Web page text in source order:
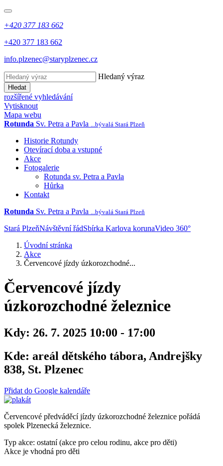
+420 377 183 662
+420 377 183 662
info.plzenec@staryplzenec.cz
Hledaný výraz
Hledat
rozšířené vyhledávání
Vytisknout
Mapa webu
Rotunda Sv. Petra a Pavla ...bývalá Stará Plzeň
Historie Rotundy
Otevírací doba a vstupné
Akce
Fotogalerie
Rotunda sv. Petra a Pavla
Hůrka
Kontakt
Rotunda Sv. Petra a Pavla ...bývalá Stará Plzeň
Stará PlzeňNávštěvní řádSbírka Karlova korunaVideo 360°
Úvodní stránka
Akce
Červencové jízdy úzkorozchodné...
Červencové jízdy
úzkorozchodné železnice
Kdy: 26. 7. 2025 10:00 - 17:00
Kde: areál dětského tábora, Andrejšky
838, St. Plzenec
Přidat do Google kalendáře
Červencové předváděcí jízdy úzkorozchodné železnice pořádá
spolek Plzenecká železnice.
Typ akce: ostatní (akce pro celou rodinu, akce pro děti)
Akce je vhodná pro děti